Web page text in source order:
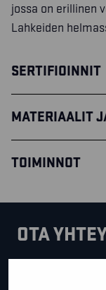
jossa on erillinen
Lahkeiden
SERTIFIOINNIT
MATERIAALIT
TOIMINNOT
OTA